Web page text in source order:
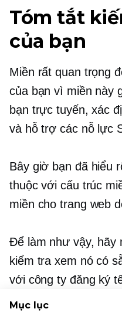
Tóm tắt
của bạn
Miền rất quan trọng
của bạn vì miền này
bạn trực tuyến, xác
và hỗ trợ các nỗ lực
Bây giờ bạn đã hiểu
thuộc với cấu trúc
miền cho trang web
Để làm như vậy, hãy
kiểm tra xem nó có
với công ty đăng ký
Hãy nhớ rằng, tên
Mục lục